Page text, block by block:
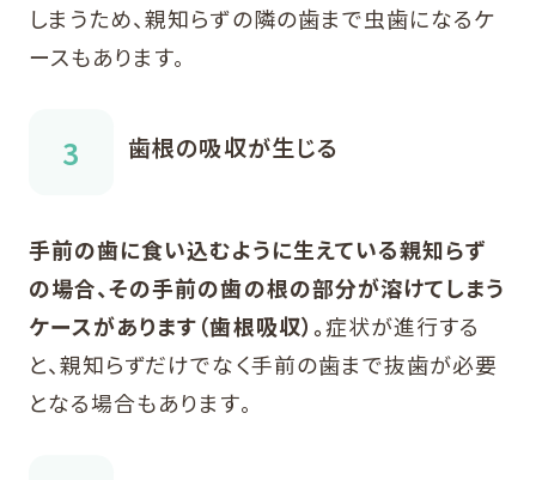
しまうため、親知らずの隣の歯まで虫歯になるケ
ースもあります。
歯根の吸収が生じる
手前の歯に食い込むように生えている親知らず
の場合、その手前の歯の根の部分が溶けてしまう
ケースがあります（歯根吸収）。症状が進行する
と、親知らずだけでなく手前の歯まで抜歯が必要
となる場合もあります。